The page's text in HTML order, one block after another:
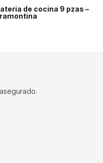
de cocina 9 pzas –